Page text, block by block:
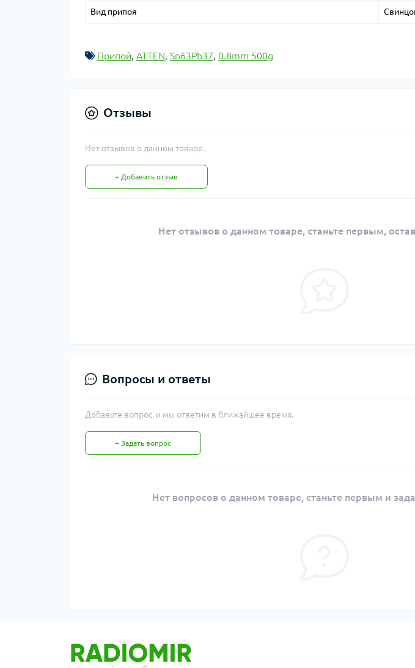
Вид припоя
Припой, ATTEN, Sn63Pb37, 0.8mm 500g
Отзывы
Нет отзывов о данном товаре.
+ Добавить отзыв
Нет отзывов о данном товаре, станьте первым,
Вопросы и ответы
Добавьте вопрос, и мы ответим в ближайшее время.
+ Задать вопрос
Нет вопросов о данном товаре, станьте первым и